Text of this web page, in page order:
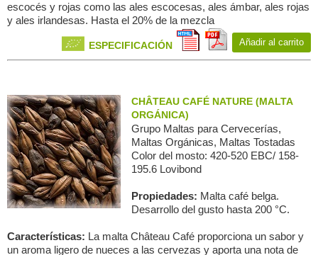
escocés y rojas como las ales escocesas, ales ámbar, ales rojas
y ales irlandesas. Hasta el 20% de la mezcla
ESPECIFICACIÓN Añadir al carrito
CHÂTEAU CAFÉ NATURE (MALTA
ORGÁNICA)
Grupo Maltas para Сervecerías,
Maltas Orgánicas, Maltas Tostadas
Color del mosto: 420-520 EBC/ 158-
195.6 Lovibond
Propiedades: Malta café belga.
Desarrollo del gusto hasta 200 °C.
Características: La malta Château Café proporciona un sabor y
un aroma ligero de nueces a las cervezas y aporta una nota de